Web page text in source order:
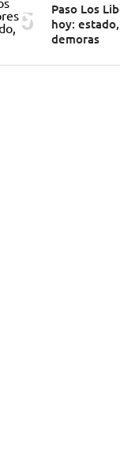
Paso Los
hoy:
demoras